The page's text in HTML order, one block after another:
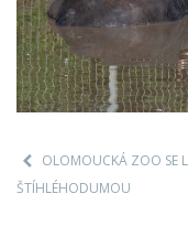
OLOMOUCKÁ ZOO SE
ŠTÍHLÉHODUMOU